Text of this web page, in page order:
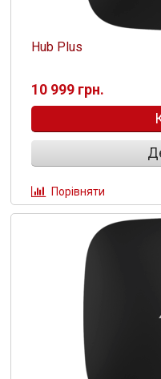
Hub Plus
10 999 грн.
Порівняти